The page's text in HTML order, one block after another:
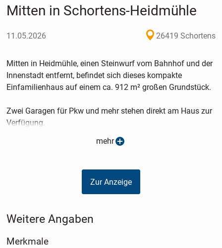
Mitten in Schortens-Heidmühle
11.05.2026 26419 Schortens
Mitten in Heidmühle, einen Steinwurf vom Bahnhof und der
Innenstadt entfernt, befindet sich dieses kompakte
Einfamilienhaus auf einem ca. 912 m² großen Grundstück.
Zwei Garagen für Pkw und mehr stehen direkt am Haus zur
Verfügung.
Das gemütliche Haus, welches bisher für die
Erdgeschoss die helle Küche mit einer Einbauküche und mit
direktem Zugang ins geräumige Wohn- / Esszimmer, das
Duschbad und einen Hobbyraum.
Schlafzimmer (beide mit praktischen Einbauschränken) und
Der Kellerraum bietet reichlich Stauraum.
mehr
Zur Anzeige
Weitere Angaben
Merkmale